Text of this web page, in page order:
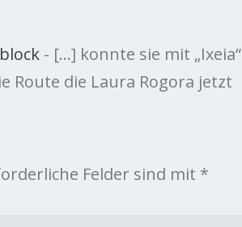
- […] konnte sie mit „Ixeia“
Route die Laura Rogora jetzt
Felder sind mit *